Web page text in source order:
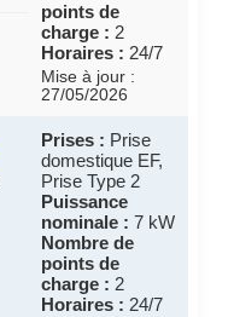
points de
charge : 2
Horaires : 24/7
Mise à jour :
27/05/2026
Prises : Prise
domestique EF,
Prise Type 2
Puissance
nominale : 7 kW
Nombre de
points de
charge : 2
Horaires : 24/7